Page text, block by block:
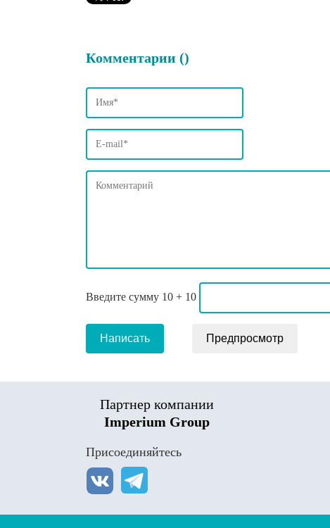
Комментарии ()
Введите сумму 10 + 10
Партнер компании
Imperium Group
Присоединяйтесь